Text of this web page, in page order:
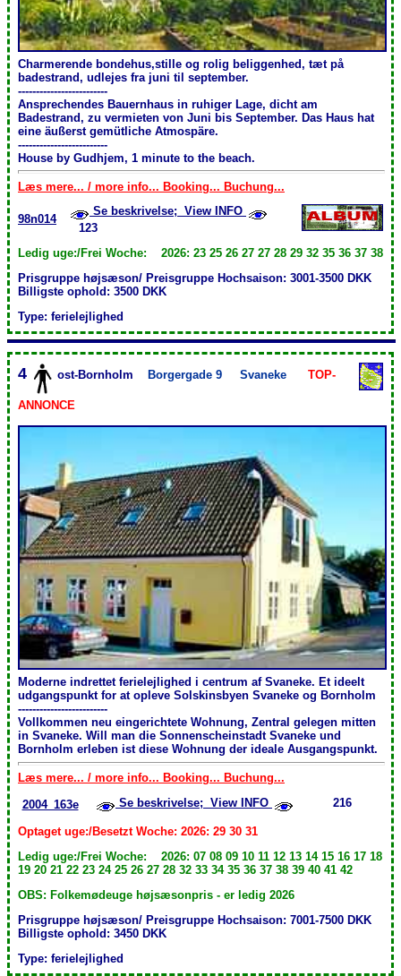
Charmerende bondehus,stille og rolig beliggenhed, tæt på
badestrand, udlejes fra juni til september.
-------------------------
Ansprechendes Bauernhaus in ruhiger Lage, dicht am
Badestrand, zu vermieten von Juni bis September. Das Haus hat
eine äußerst gemütliche Atmospäre.
-------------------------
House by Gudhjem, 1 minute to the beach.
Læs mere... / more info... Booking... Buchung...
98n014
Se beskrivelse; View INFO
123
Ledig uge:/Frei Woche: 2026: 23 25 26 27 27 28 29 32 35 36 37 38
Prisgruppe højsæson/ Preisgruppe Hochsaison: 3001-3500 DKK
Billigste ophold: 3500 DKK
Type: ferielejlighed
4 ost-Bornholm Borgergade 9 Svaneke TOP-
ANNONCE
Moderne indrettet ferielejlighed i centrum af Svaneke. Et ideelt
udgangspunkt for at opleve Solskinsbyen Svaneke og Bornholm
-------------------------
Vollkommen neu eingerichtete Wohnung, Zentral gelegen mitten
in Svaneke. Will man die Sonnenscheinstadt Svaneke und
Bornholm erleben ist diese Wohnung der ideale Ausgangspunkt.
Læs mere... / more info... Booking... Buchung...
2004_163e
Se beskrivelse; View INFO 216
Optaget uge:/Besetzt Woche: 2026: 29 30 31
Ledig uge:/Frei Woche: 2026: 07 08 09 10 11 12 13 14 15 16 17 18
19 20 21 22 23 24 25 26 27 28 32 33 34 35 36 37 38 39 40 41 42
OBS: Folkemødeuge højsæsonpris - er ledig 2026
Prisgruppe højsæson/ Preisgruppe Hochsaison: 7001-7500 DKK
Billigste ophold: 3450 DKK
Type: ferielejlighed